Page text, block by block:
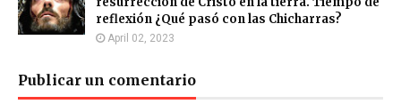
reflexión ¿Qué pasó con las Chicharras?
April 02, 2023
Publicar un comentario